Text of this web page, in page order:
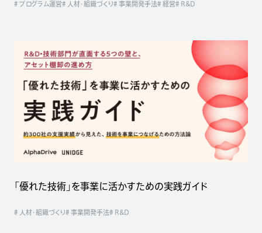
# プログラム運営# 人材・組織づくり# 事業開発手法# 経営# R&D
「優れた技術」を事業に活かすための実践ガイド
# 人材・組織づくり# 事業開発手法# R&D